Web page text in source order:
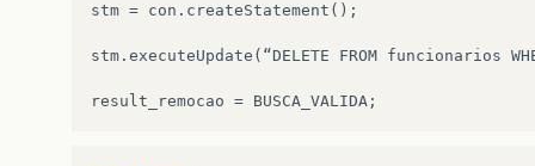
stm = con.createStatement();
stm.executeUpdate(“DELETE FROM funcionarios